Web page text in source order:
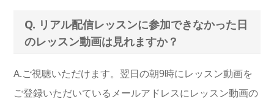
Q. リアル配信レッスンに参加できなかった日
のレッスン動画は見れますか？
A.ご視聴いただけます。翌日の朝9時にレッスン動画を
ご登録いただいているメールアドレスにレッスン動画の